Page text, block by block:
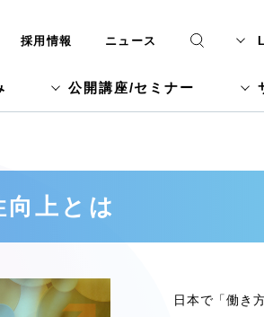
採用情報 ニュース
公開講座/セミナー
上とは
日本で「働き